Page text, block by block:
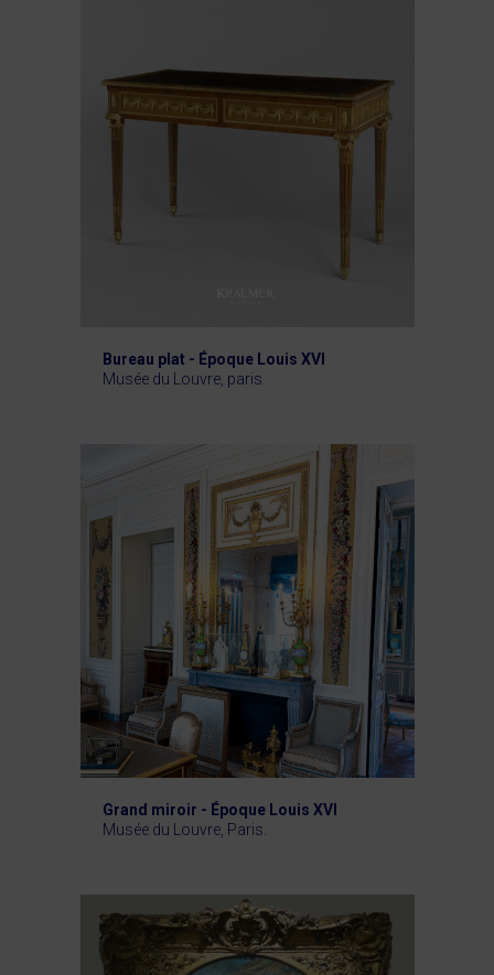
Bureau plat - Époque Louis XVI
Musée du Louvre, paris.
Grand miroir - Époque Louis XVI
Musée du Louvre, Paris.